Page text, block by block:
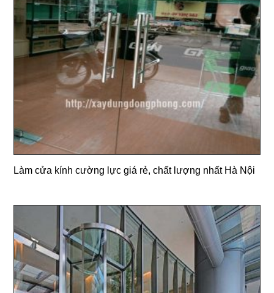
Làm cửa kính cường lực giá rẻ, chất lượng nhất Hà Nội